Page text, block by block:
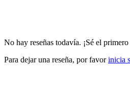
No hay reseñas todavía. ¡Sé el
Para dejar una reseña, por favorinicia